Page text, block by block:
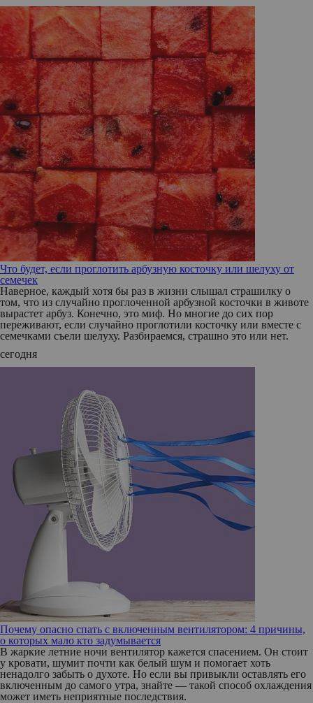
Что будет, если проглотить арбузную косточку или шелуху от
семечек
Наверное, каждый хотя бы раз в жизни слышал страшилку о
том, что из случайно проглоченной арбузной косточки в животе
вырастет арбуз. Конечно, это миф. Но многие до сих пор
переживают, если случайно проглотили косточку или вместе с
семечками съели шелуху. Разбираемся, страшно это или нет.
сегодня
Почему опасно спать с включенным вентилятором: 4 причины,
о которых мало кто задумывается
В жаркие летние ночи вентилятор кажется спасением. Он стоит
у кровати, шумит почти как белый шум и помогает хоть
ненадолго забыть о духоте. Но если вы привыкли оставлять его
включенным до самого утра, знайте — такой способ охлаждения
может иметь неприятные последствия.